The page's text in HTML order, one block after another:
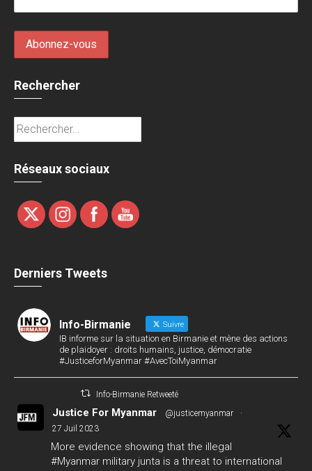
Rechercher
Rechercher :
Réseaux sociaux
Derniers Tweets
Info-Birmanie Suivre
IB informe sur la situation en Birmanie et mène des actions
de plaidoyer : droits humains, justice, démocratie
#JusticeforMyanmar #AvecToiMyanmar
Info-Birmanie Retweeté
Justice For Myanmar @justicemyanmar
·
27 Juil 2023
More evidence showing that the illegal
#Myanmar military junta is a threat to international